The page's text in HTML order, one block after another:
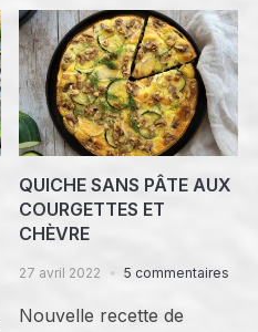
QUICHE SANS PÂTE AUX
COURGETTES ET
CHÈVRE
27 avril 2022 5 commentaires
Nouvelle recette de